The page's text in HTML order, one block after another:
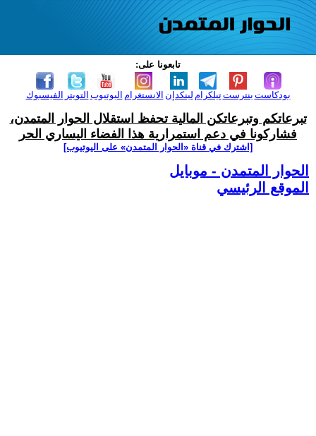
تابعونا على:
الفيسبوك التويتر اليوتيوب الانستغرام لينكدإن تيلكرامبنترست بودكاست
تبرعاتكم وتبرعاتكن المالية تحفظ استقلال الحوار المتمدن،
فشاركونا في دعم استمرارية هذا الفضاء اليساري الحر
[اشترك في قناة ‫«الحوار المتمدن» على اليوتيوب]
الحوار المتمدن - موبايل
الموقع الرئيسي